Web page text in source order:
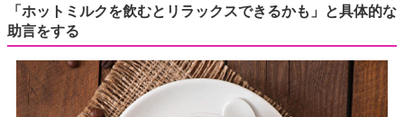
「ホットミルクを飲むとリラックスできるかも」と具体的な
助言をする